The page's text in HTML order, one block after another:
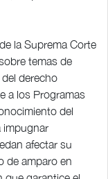
la Suprema Corte
temas de
derecho
a los Programas
del
impugnar
afectar su
de amparo en